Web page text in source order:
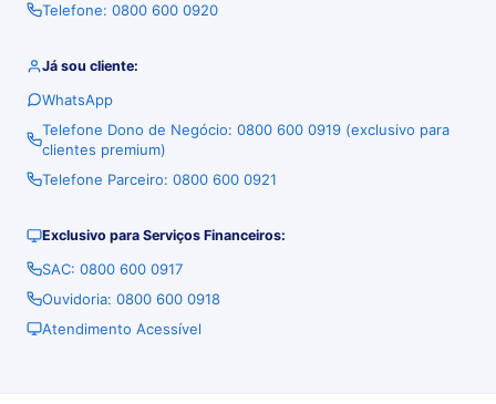
Telefone: 0800 600 0920
Já sou cliente:
WhatsApp
Telefone Dono de Negócio: 0800 600 0919 (exclusivo para
clientes premium)
Telefone Parceiro: 0800 600 0921
Exclusivo para Serviços Financeiros:
SAC: 0800 600 0917
Ouvidoria: 0800 600 0918
Atendimento Acessível